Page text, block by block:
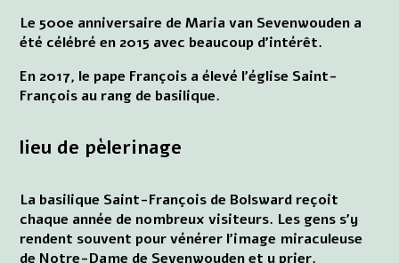
Le 500e anniversaire de Maria van Sevenwouden a
été célébré en 2015 avec beaucoup d'intérêt.
En 2017, le pape François a élevé l'église Saint-
François au rang de basilique.
lieu de pèlerinage
La basilique Saint-François de Bolsward reçoit
chaque année de nombreux visiteurs. Les gens s'y
rendent souvent pour vénérer l'image miraculeuse
de Notre-Dame de Sevenwouden et y prier.